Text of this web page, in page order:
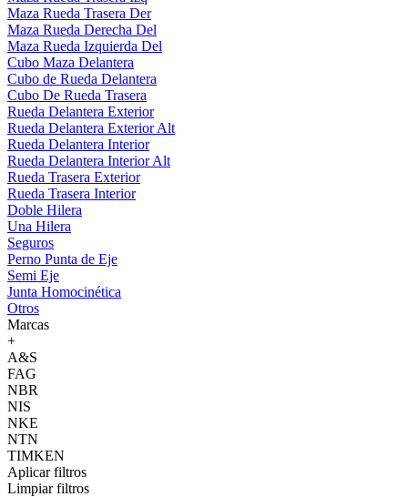
Maza Rueda Trasera Der
Maza Rueda Derecha Del
Maza Rueda Izquierda Del
Cubo Maza Delantera
Cubo de Rueda Delantera
Cubo De Rueda Trasera
Rueda Delantera Exterior
Rueda Delantera Exterior Alt
Rueda Delantera Interior
Rueda Delantera Interior Alt
Rueda Trasera Exterior
Rueda Trasera Interior
Doble Hilera
Una Hilera
Seguros
Perno Punta de Eje
Semi Eje
Junta Homocinética
Otros
Marcas
+
A&S
FAG
NBR
NIS
NKE
NTN
TIMKEN
Aplicar filtros
Limpiar filtros